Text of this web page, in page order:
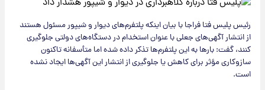
رئیس پلیس فتا فراجا با بیان اینکه پلتفرم‌های دیوار و شیپور مسئول هستند
از انتشار آگهی‌های جعلی با عنوان استخدام در دستگاه‌های دولتی جلوگیری
کنند، گفت: بارها به این پلتفرم‌ها تذکر داده شده اما متأسفانه تاکنون
سازوکاری مؤثر برای کاهش یا جلوگیری از انتشار این آگهی‌ها ایجاد نشده
است.